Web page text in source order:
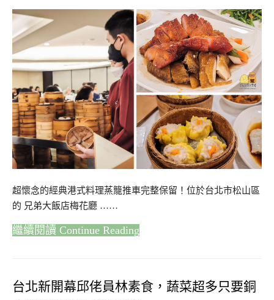
超懷念的經典港式料理蒸籠推車完整保留！位於台北市松山區
的 兄弟大飯店梅花廳 ……
Continue Reading
台北新開幕邱佬員林素食，蔬菜超多只要銅